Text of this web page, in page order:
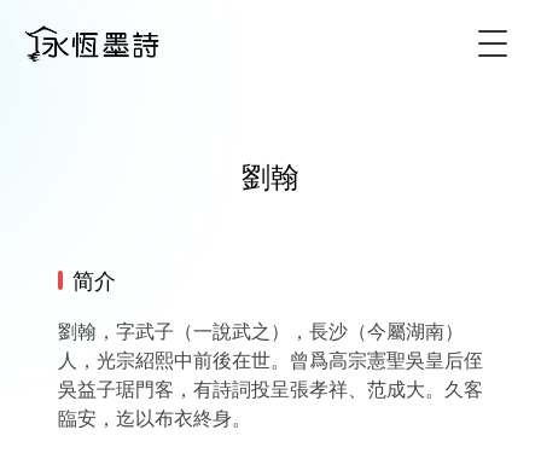
劉翰
简介
劉翰，字武子（一說武之），長沙（今屬湖南）
人，光宗紹熙中前後在世。曾爲高宗憲聖吳皇后侄
吳益子琚門客，有詩詞投呈張孝祥、范成大。久客
臨安，迄以布衣終身。